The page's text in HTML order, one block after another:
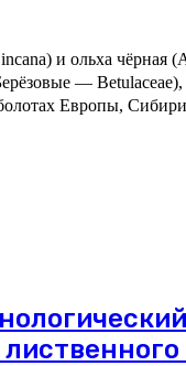
и ольха чёрная
—
Европы,